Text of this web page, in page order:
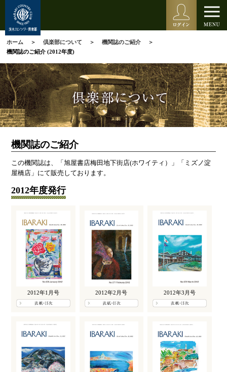
ホーム 倶楽部について
機関誌のご紹介
機関誌のご紹介 (2012年度)
機関誌のご紹介
この機関誌は、「旭屋書店梅田地下街店(ホワイティ）」「ミズノ淀
屋橋店」にて販売しております。
2012年度発行
2012年1月号 2012年2月号 2012年3月号